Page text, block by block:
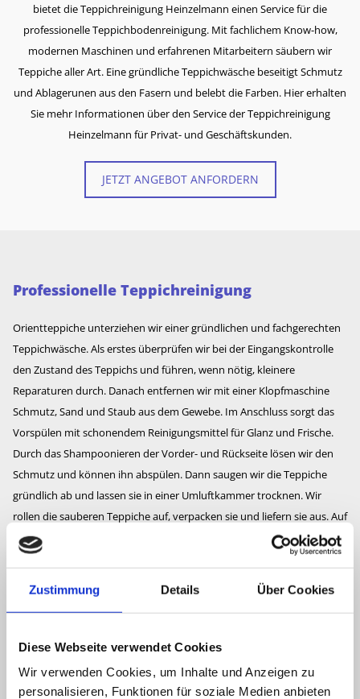
Zustimmung Details Über Cookies
Diese Webseite verwendet Cookies
Wir verwenden Cookies, um Inhalte und Anzeigen zu
personalisieren, Funktionen für soziale Medien anbieten
bietet die Teppichreinigung Heinzelmann einen Service für die
professionelle Teppichbodenreinigung. Mit fachlichem Know-how,
modernen Maschinen und erfahrenen Mitarbeitern säubern wir
Teppiche aller Art. Eine gründliche Teppichwäsche beseitigt Schmutz
und Ablagerunen aus den Fasern und belebt die Farben. Hier erhalten
Sie mehr Informationen über den Service der Teppichreinigung
Heinzelmann für Privat- und Geschäftskunden.
JETZT ANGEBOT ANFORDERN
Professionelle Teppichreinigung
Orientteppiche unterziehen wir einer gründlichen und fachgerechten
Teppichwäsche. Als erstes überprüfen wir bei der Eingangskontrolle
den Zustand des Teppichs und führen, wenn nötig, kleinere
Reparaturen durch. Danach entfernen wir mit einer Klopfmaschine
Schmutz, Sand und Staub aus dem Gewebe. Im Anschluss sorgt das
Vorspülen mit schonendem Reinigungsmittel für Glanz und Frische.
Durch das Shampoonieren der Vorder- und Rückseite lösen wir den
Schmutz und können ihn abspülen. Dann saugen wir die Teppiche
gründlich ab und lassen sie in einer Umluftkammer trocknen. Wir
rollen die sauberen Teppiche auf, verpacken sie und liefern sie aus. Auf
fest verlegten Teppichböden bringen wir eine spezielle
Reinigungsmaschine zum Einsatz. Sie saugt den Bodenbelag nicht nur
ab, sondern wäscht den Schmutz nebelfeucht heraus. Dies sind die
Leistungen unserer Teppichreinigung im Überblick:
Teppichbodenreinigung